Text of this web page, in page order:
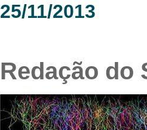
25/11/2013
Redação do